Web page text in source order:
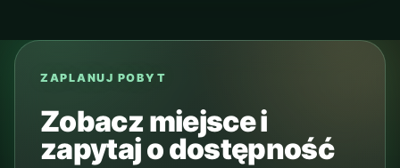
ZAPLANUJ POBYT
Zobacz miejsce i
zapytaj o dostępność